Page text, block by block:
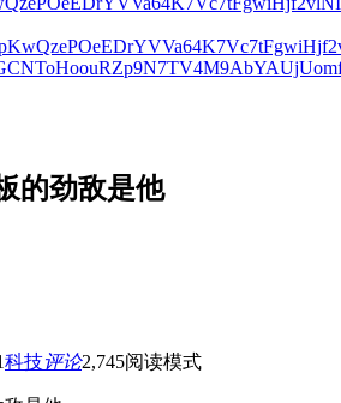
的劲敌是他
科技评论2,745阅读模式